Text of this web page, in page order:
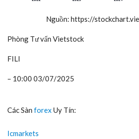
Nguồn: https://
Phòng Tư vấn Vietstock
FILI
– 10:00 03/07/2025
Các Sàn forex Uy Tín:
Icmarkets